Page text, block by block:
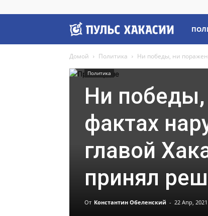
Пульс
Домой Политика Ни победы, ни
Политика
Ни победы,
фактах
главой
принял
От Константин Обеленский - 22 Апр,